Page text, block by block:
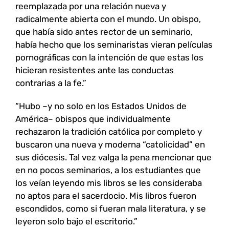
reemplazada por una relación nueva y
radicalmente abierta con el mundo. Un obispo,
que había sido antes rector de un seminario,
había hecho que los seminaristas vieran películas
pornográficas con la intención de que estas los
hicieran resistentes ante las conductas
contrarias a la fe.”
“Hubo –y no solo en los Estados Unidos de
América– obispos que individualmente
rechazaron la tradición católica por completo y
buscaron una nueva y moderna “catolicidad” en
sus diócesis. Tal vez valga la pena mencionar que
en no pocos seminarios, a los estudiantes que
los veían leyendo mis libros se les consideraba
no aptos para el sacerdocio. Mis libros fueron
escondidos, como si fueran mala literatura, y se
leyeron solo bajo el escritorio.”